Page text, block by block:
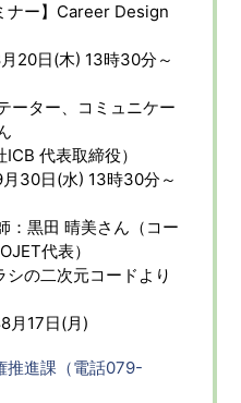
ナー】Career Design
20日(木) 13時30分～
ター、コミュニケー
表取締役）
30日(水) 13時30分～
田 晴美さん（コー
代表）
の二次元コードより
17日(月)
推進課（電話079-